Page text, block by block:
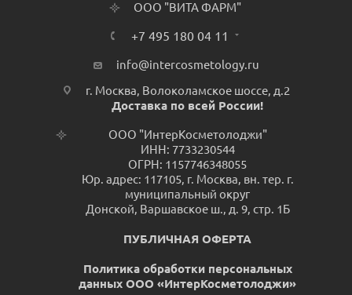
ООО "ВИТА ФАРМ"
+7 495 180 04 11
info@intercosmetology.ru
г. Москва, Волоколамское шоссе, д.2
Доставка по всей России!
ООО "ИнтерКосметолоджи"
ИНН: 7733230544
ОГРН: 1157746348055
Юр. адрес: 117105, г. Москва, вн. тер. г.
муниципальный округ
Донской, Варшавское ш., д. 9, стр. 1Б
ПУБЛИЧНАЯ ОФЕРТА
Политика обработки персональных
данных ООО «ИнтерКосметолоджи»